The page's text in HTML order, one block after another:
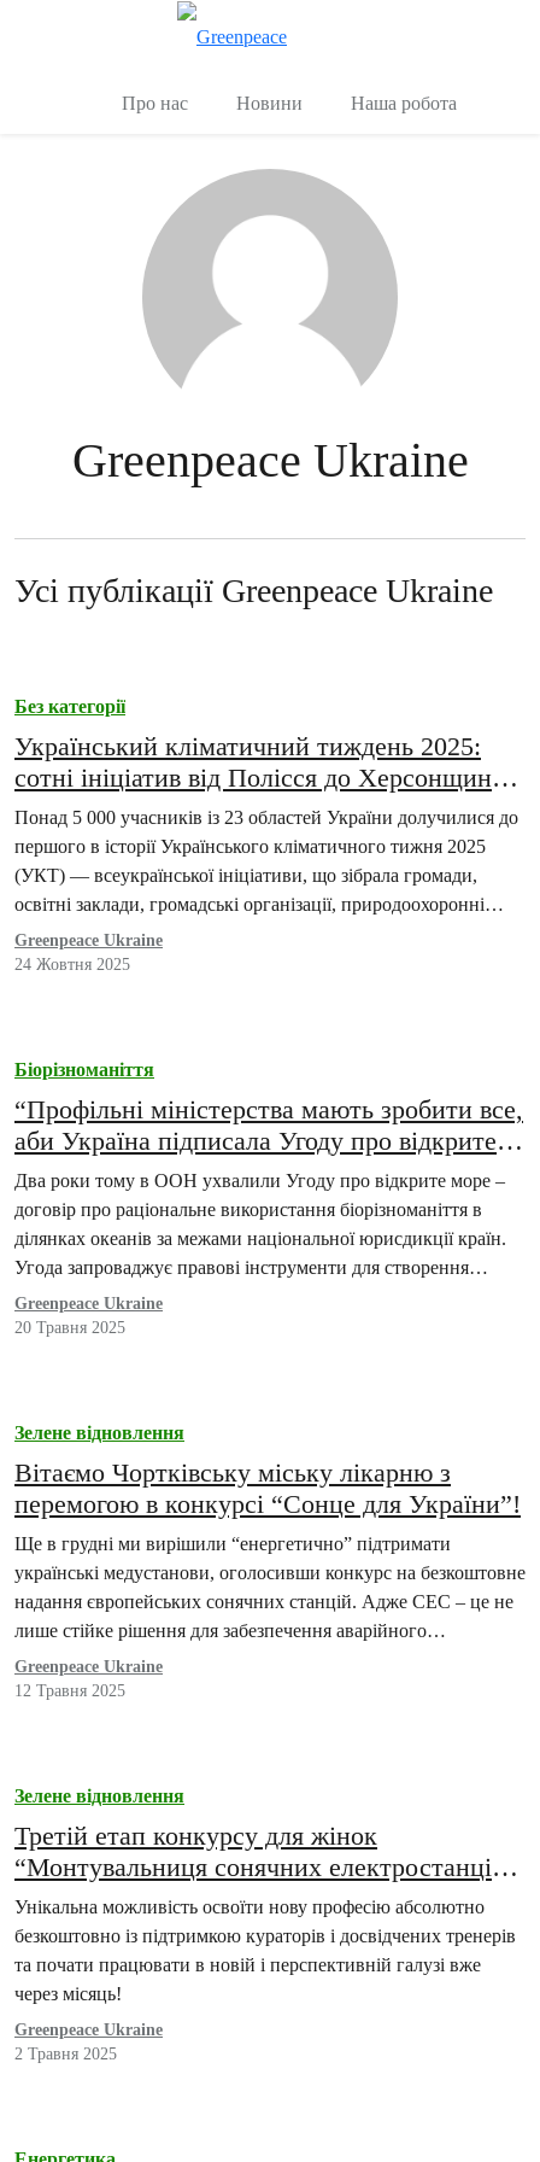
Про нас Новини Наша робота
Greenpeace Ukraine
Усі публікації Greenpeace Ukraine
Без категорії
Український кліматичний тиждень 2025:
сотні ініціатив від Полісся до Херсонщини
об’єднали країну навколо дій заради клімату
Понад 5 000 учасників із 23 областей України долучилися до
першого в історії Українського кліматичного тижня 2025
(УКТ) — всеукраїнської ініціативи, що зібрала громади,
освітні заклади, громадські організації, природоохоронні
установи…
Greenpeace Ukraine
24 Жовтня 2025
Біорізноманіття
“Профільні міністерства мають зробити все,
аби Україна підписала Угоду про відкрите
море!”
Два роки тому в ООН ухвалили Угоду про відкрите море –
договір про раціональне використання біорізноманіття в
ділянках океанів за межами національної юрисдикції країн.
Угода запроваджує правові інструменти для створення…
Greenpeace Ukraine
20 Травня 2025
Зелене відновлення
Вітаємо Чортківську міську лікарню з
перемогою в конкурсі “Сонце для України”!
Ще в грудні ми вирішили “енергетично” підтримати
українські медустанови, оголосивши конкурс на безкоштовне
надання європейських сонячних станцій. Адже СЕС – це не
лише стійке рішення для забезпечення аварійного
постачання, а…
Greenpeace Ukraine
12 Травня 2025
Зелене відновлення
Третій етап конкурсу для жінок
“Монтувальниця сонячних електростанцій”
– подача заявок триває до 15 травня!
Унікальна можливість освоїти нову професію абсолютно
безкоштовно із підтримкою кураторів і досвідчених тренерів
та почати працювати в новій і перспективній галузі вже
через місяць!
Greenpeace Ukraine
2 Травня 2025